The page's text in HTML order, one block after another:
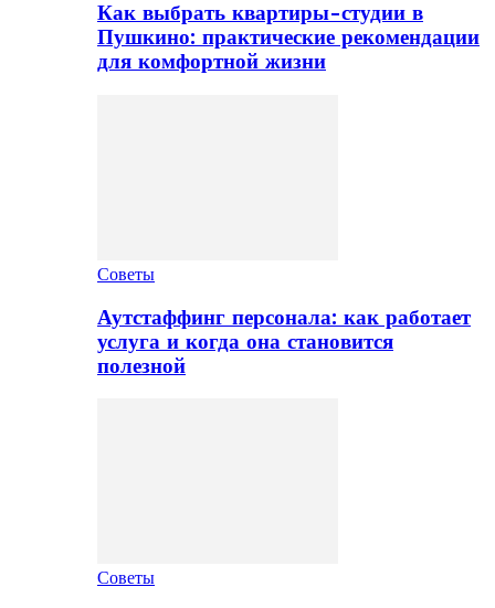
Как выбрать квартиры-студии в
Пушкино: практические рекомендации
для комфортной жизни
Советы
Аутстаффинг персонала: как работает
услуга и когда она становится
полезной
Советы